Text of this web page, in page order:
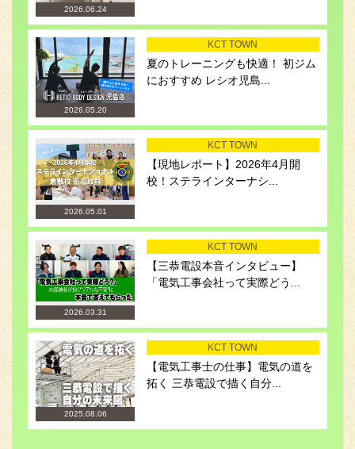
2026.06.24
2026.05.20
KCT TOWN
夏のトレーニングも快適！ 初ジム
におすすめ レシオ児島...
2026.05.01
KCT TOWN
【現地レポート】2026年4月開
校！ステラインターナシ...
2026.03.31
KCT TOWN
【三恭電設本音インタビュー】
「電気工事会社って実際どう...
2025.08.06
KCT TOWN
【電気工事士の仕事】電気の道を
拓く 三恭電設で描く自分...